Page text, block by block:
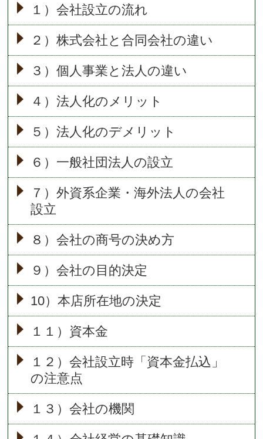
１）会社設立の流れ
２）株式会社と合同会社の違い
３）個人事業と法人の違い
４）法人化のメリット
５）法人化のデメリット
６）一般社団法人の設立
７）外資系企業・海外法人の会社
設立
８）会社の商号の決め方
９）会社の目的決定
10）本店所在地の決定
１１）資本金
１２）会社設立時「資本金払込」
の注意点
１３）会社の機関